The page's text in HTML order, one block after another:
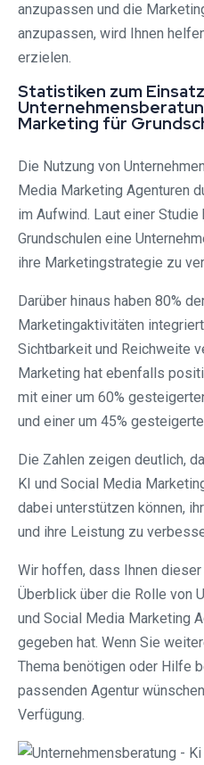
anzupassen und die
anzupassen, wird Ihnen
erzielen.
Statistiken zum
Marketing für
Die Nutzung von
Media Marketing Agenturen
im Aufwind. Laut einer
Grundschulen eine
ihre Marketingstrategie zu
Darüber hinaus haben 80%
Marketingaktivitäten
Sichtbarkeit und Reichweite
Marketing hat ebenfalls
mit einer um 60%
und einer um 45%
Die Zahlen zeigen deutlich,
KI und Social Media
dabei unterstützen können,
und ihre Leistung zu
Wir hoffen, dass Ihnen
Überblick über die Rolle von
und Social Media Marketing
gegeben hat. Wenn Sie
Thema benötigen oder Hilfe
passenden Agentur
Verfügung.